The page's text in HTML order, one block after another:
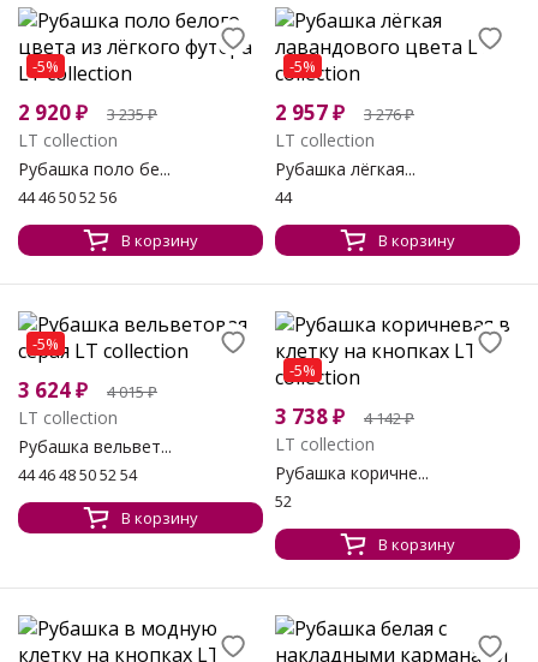
-5%
2 920₽ 3 235₽
LT collection
Рубашка поло бе...
44 46 50 52 56
В корзину
-5%
2 957₽ 3 276₽
LT collection
Рубашка лёгкая...
44
В корзину
-5%
3 624₽ 4 015₽
LT collection
Рубашка вельвет...
44 46 48 50 52 54
В корзину
-5%
3 738₽ 4 142₽
LT collection
Рубашка коричне...
52
В корзину